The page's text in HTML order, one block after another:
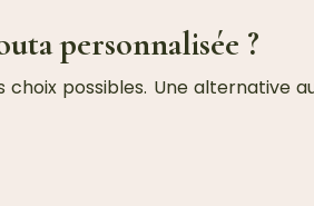
personnalisée ?
choix possibles. Une